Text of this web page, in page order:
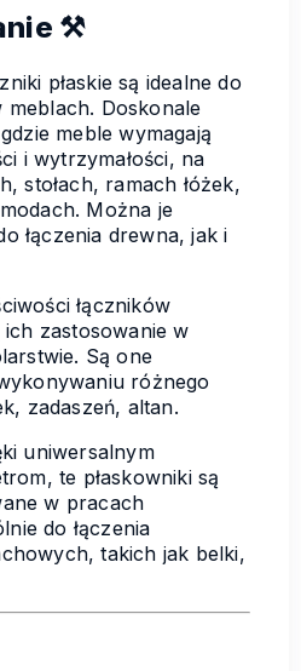
⚒
płaskie są idealne do
meblach. Doskonale
meble wymagają
i wytrzymałości, na
stołach, ramach łóżek,
Można je
łączenia drewna, jak i
łączników
zastosowanie w
Są one
różnego
zadaszeń, altan.
uniwersalnym
te płaskowniki są
w pracach
do łączenia
takich jak belki,